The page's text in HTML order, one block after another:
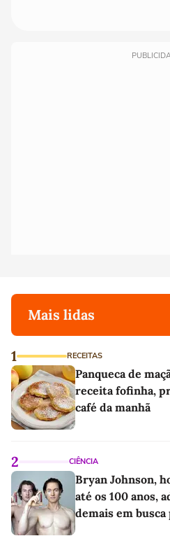
Mais lidas
1 RECEITAS
Panqueca de
receita fofinha,
café da manhã
2 CIÊNCIA
Bryan Johnson,
até os 100 anos,
demais em